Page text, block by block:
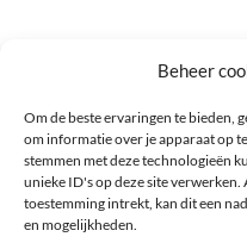
Beheer
Om de beste ervaringen te bieden,
om informatie over je apparaat op
stemmen met deze technologieën
unieke ID's op deze site verwerken.
toestemming intrekt, kan dit een
en mogelijkheden.